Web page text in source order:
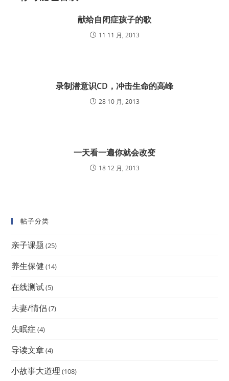
献给自闭症孩子的歌
11 11 月, 2013
录制潜意识CD，冲击生命的高峰
28 10 月, 2013
一天看一遍你就会改变
18 12 月, 2013
帖子分类
亲子课题 (25)
养生保健 (14)
在线测试(5)
夫妻/情侣 (7)
失眠症 (4)
导读文章(4)
小故事大道理 (108)